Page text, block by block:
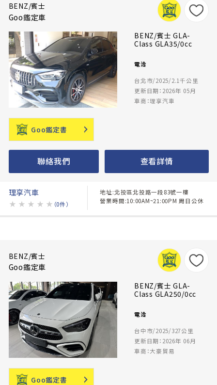
BENZ/賓士
Goo鑑定車
BENZ/賓士 GLA-
Class GLA35/0cc
電洽
台北市/2025/2.1千公里
更新日期：2026年 05月
車商：理享汽車
Goo鑑定書
聯絡我們 查看詳情
理享汽車
★ ★ ★ ★ ★ （0件）
地址:北投區北投路一段83號一樓
營業時間:10:00AM~21:00PM 周日公休
BENZ/賓士
Goo鑑定車
BENZ/賓士 GLA-
Class GLA250/0cc
電洽
台中市/2025/327公里
更新日期：2026年 06月
車商：大豪貿易
Goo鑑定書